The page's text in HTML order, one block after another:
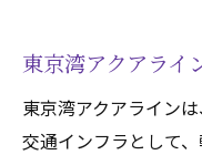
東京湾アクアライ
東京湾アクアライン
交通インフラとして